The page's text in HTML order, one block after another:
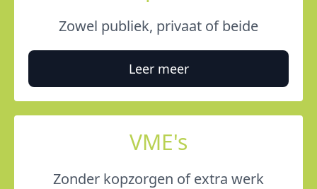
Zowel publiek, privaat of beide
Leer meer
VME's
Zonder kopzorgen of extra werk